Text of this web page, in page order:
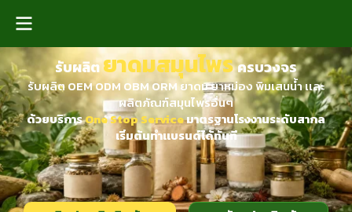
รับผลิตยาดมสมุนไพรครบวงจร
รับผลิต OEM ODM OBM ORM ยาดม ยาหม่อง พิมเสนน้ำ เเละ
ผลิตภัณฑ์สมุนไพรอื่นๆ
ด้วยบริการOne Stop Serviceมาตรฐานโรงงานระดับสากล
เริ่มต้นทำเเบรนด์ได้ทันที